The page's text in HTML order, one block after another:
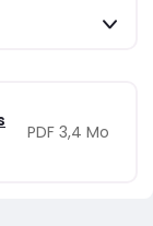
PDF 3,4 Mo